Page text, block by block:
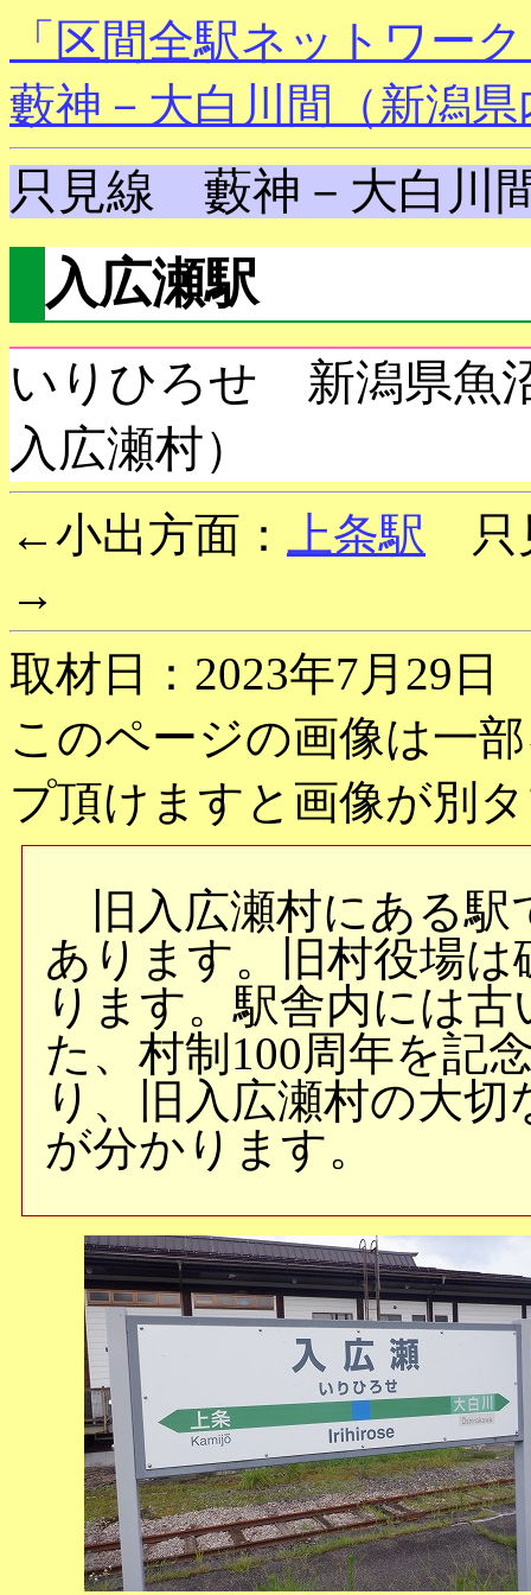
「区間全駅ネットワー
藪神－大白川間（新潟
只見線 藪神－大白川
入広瀬駅
いりひろせ 新潟県魚
入広瀬村）
←小出方面： 上条駅 只
→
取材日：2023年7月29日
このページの画像は一
プ頂けますと画像が別
旧入広瀬村にある駅
あります。旧村役場
ります。駅舎内には
た、村制100周年を記
り、旧入広瀬村の大
が分かります。